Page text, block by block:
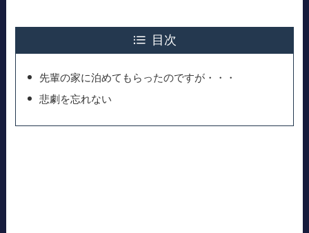
目次
先輩の家に泊めてもらったのですが・・・
悲劇を忘れない